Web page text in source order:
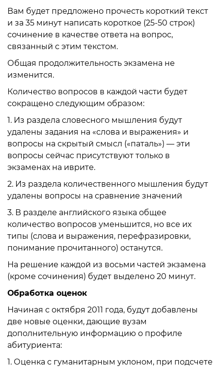
Вам будет предложено прочесть короткий текст
и за 35 минут написать короткое (25-50 строк)
сочинение в качестве ответа на вопрос,
связанный с этим текстом.
Общая продолжительность экзамена не
изменится.
Количество вопросов в каждой части будет
сокращено следующим образом:
1. Из раздела словесного мышления будут
удалены задания на «слова и выражения» и
вопросы на скрытый смысл («паталь») — эти
вопросы сейчас присутствуют только в
экзаменах на иврите.
2. Из раздела количественного мышления будут
удалены вопросы на сравнение значений
3. В разделе английского языка общее
количество вопросов уменьшится, но все их
типы (слова и выражения, перефразировки,
понимание прочитанного) останутся.
На решение каждой из восьми частей экзамена
(кроме сочинения) будет выделено 20 минут.
Обработка оценок
Начиная с октября 2011 года, будут добавлены
две новые оценки, дающие вузам
дополнительную информацию о профиле
абитуриента:
1. Оценка с гуманитарным уклоном, при подсчете